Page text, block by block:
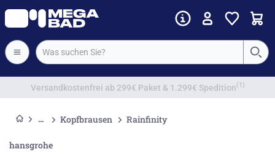
Vorkassenrabatt
Kopfbrausen Rainfinity
hansgrohe